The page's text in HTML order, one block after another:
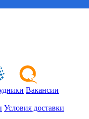
Вакансии
Условия доставки